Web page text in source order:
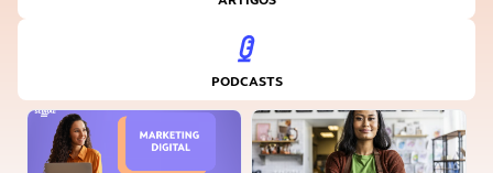
PODCASTS